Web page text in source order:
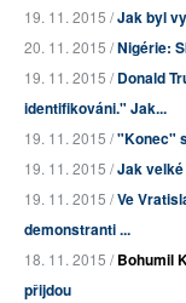
19. 11. 2015 /Jak byl
20. 11. 2015 /Nigérie:
19. 11. 2015 /Donald
identifikováni." Jak...
19. 11. 2015 /"Konec"
19. 11. 2015 /Jak
19. 11. 2015 /Ve
demonstranti ...
18. 11. 2015 /Bohumil
přijdou